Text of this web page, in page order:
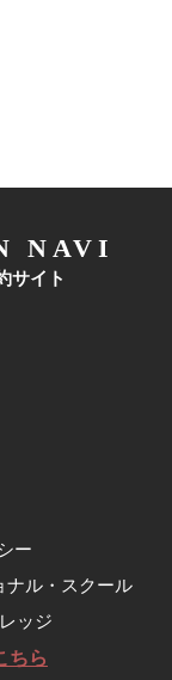
NAVI
サイト
ー
ナル・スクール
ッジ
ちら